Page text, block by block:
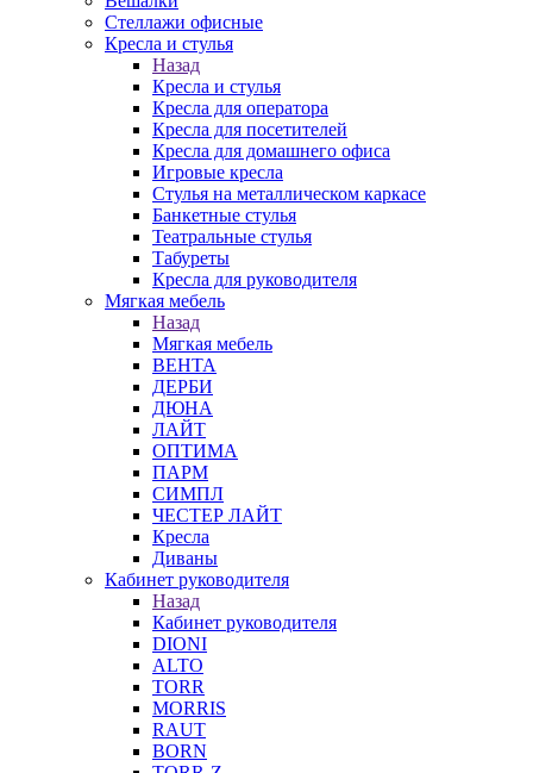
Стеллажи офисные
Кресла и стулья
Назад
Кресла и стулья
Кресла для оператора
Кресла для посетителей
Кресла для домашнего офиса
Игровые кресла
Стулья на металлическом каркасе
Банкетные стулья
Театральные стулья
Табуреты
Кресла для руководителя
Мягкая мебель
Назад
Мягкая мебель
ВЕНТА
ДЕРБИ
ДЮНА
ЛАЙТ
ОПТИМА
ПАРМ
СИМПЛ
ЧЕСТЕР ЛАЙТ
Кресла
Диваны
Кабинет руководителя
Назад
Кабинет руководителя
DIONI
ALTO
TORR
MORRIS
RAUT
BORN